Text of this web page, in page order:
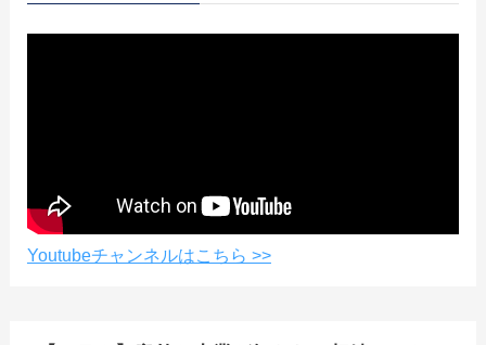
Youtubeチャンネルはこちら >>